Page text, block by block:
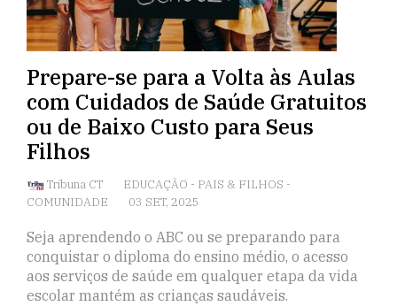
Prepare-se para a Volta às Aulas
com Cuidados de Saúde Gratuitos
ou de Baixo Custo para Seus
Filhos
Tribuna CT EDUCAÇÃO - PAIS & FILHOS -
COMUNIDADE
03 SET, 2025
Seja aprendendo o ABC ou se preparando para
conquistar o diploma do ensino médio, o acesso
aos serviços de saúde em qualquer etapa da vida
escolar mantém as crianças saudáveis.